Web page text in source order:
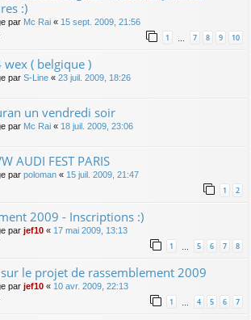
:)
par Mc Rai « 15 sept. 2009, 21:56
1 … 7 8 9 10
wex ( belgique )
par S-Line « 23 juil. 2009, 18:26
un vendredi soir
par Mc Rai « 18 juil. 2009, 23:06
AUDI FEST PARIS
par poloman « 15 juil. 2009, 21:47
1 2
2009 - Inscriptions :)
par jef10 « 17 mai 2009, 13:13
1 … 5 6 7 8
le projet de rassemblement 2009
par jef10 « 10 avr. 2009, 22:13
1 … 4 5 6 7